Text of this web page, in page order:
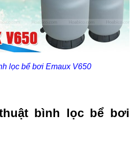
lọc bể bơi Emaux V650
bình lọc bể bơi